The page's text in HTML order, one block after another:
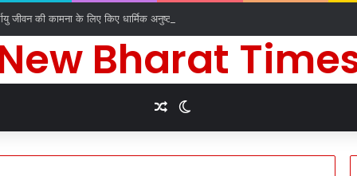
जीवन की कामना के लिए किए धार्मिक अनुष्ठान
Bharat
Random Article